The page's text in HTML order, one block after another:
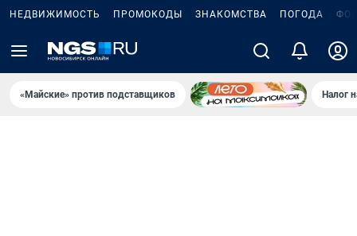
НЕДВИЖИМОСТЬ ПРОМОКОДЫ ЗНАКОМСТВА ПОГОДА
«Майские» против подставщиков Налог